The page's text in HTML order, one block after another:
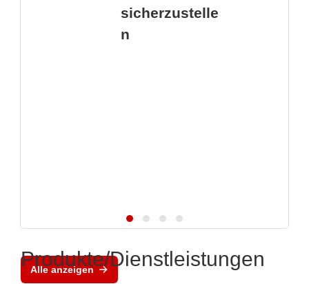
sicherzustelle
n
Alle anzeigen
Produkte/Dienstleistungen